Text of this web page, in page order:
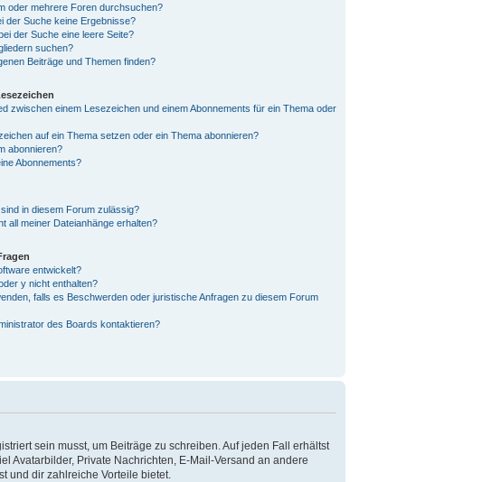
oder mehrere Foren durchsuchen?
der Suche keine Ergebnisse?
der Suche eine leere Seite?
suchen?
Beiträge und Themen finden?
zwischen einem Lesezeichen und einem Abonnements für ein Thema oder
auf ein Thema setzen oder ein Thema abonnieren?
abonnieren?
Abonnements?
in diesem Forum zulässig?
all meiner Dateianhänge erhalten?
entwickelt?
y nicht enthalten?
falls es Beschwerden oder juristische Anfragen zu diesem Forum
des Boards kontaktieren?
sein musst, um Beiträge zu schreiben. Auf jeden Fall erhältst
Avatarbilder, Private Nachrichten, E-Mail-Versand an andere
und dir zahlreiche Vorteile bietet.